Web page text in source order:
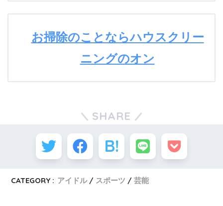
お掃除のことならハウスクリー
ニングのオン
SHARE
CATEGORY : アイドル スポーツ 芸能